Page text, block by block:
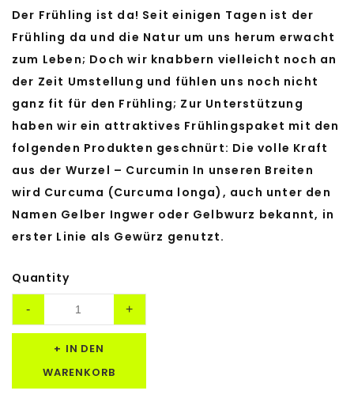
Der Frühling ist da! Seit einigen Tagen ist der
Frühling da und die Natur um uns herum erwacht
zum Leben; Doch wir knabbern vielleicht noch an
der Zeit Umstellung und fühlen uns noch nicht
ganz fit für den Frühling; Zur Unterstützung
haben wir ein attraktives Frühlingspaket mit den
folgenden Produkten geschnürt: Die volle Kraft
aus der Wurzel – Curcumin In unseren Breiten
wird Curcuma (Curcuma longa), auch unter den
Namen Gelber Ingwer oder Gelbwurz bekannt, in
erster Linie als Gewürz genutzt.
Quantity
IN DEN
WARENKORB